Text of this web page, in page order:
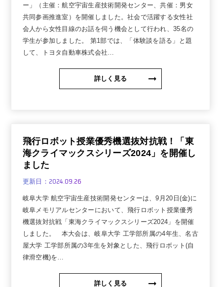
ー」（主催：航空宇宙生産技術開発センター、共催：男女
共同参画推進室）を開催しました。社会で活躍する女性社
会人から女性目線のお話を伺う機会として行われ、35名の
学生が参加しました。 第1部では、「体験談を語る」と題
して、トヨタ自動車株式会社…
詳しく見る
飛行ロボット授業優秀機選抜対抗戦！「東
海クライマックスシリーズ2024」を開催し
ました
更新日： 2024.09.26
岐阜大学 航空宇宙生産技術開発センターは、9月20日(金)に
岐阜メモリアルセンターにおいて、飛行ロボット授業優秀
機選抜対抗戦「東海クライマックスシリーズ2024」を開催
しました。 本大会は、岐阜大学 工学部所属の4年生、名古
屋大学 工学部所属の3年生を対象とした、飛行ロボット(自
律滑空機)を…
詳しく見る